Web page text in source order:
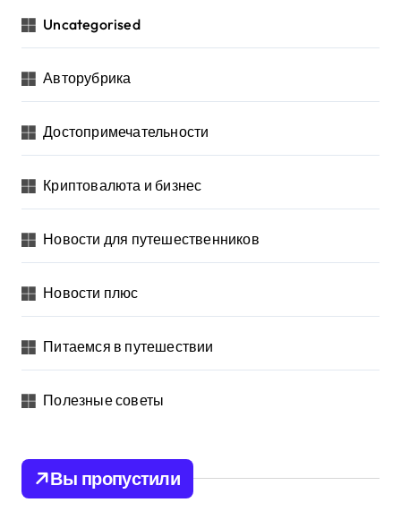
Uncategorised
Авторубрика
Достопримечательности
Криптовалюта и бизнес
Новости для путешественников
Новости плюс
Питаемся в путешествии
Полезные советы
Вы пропустили